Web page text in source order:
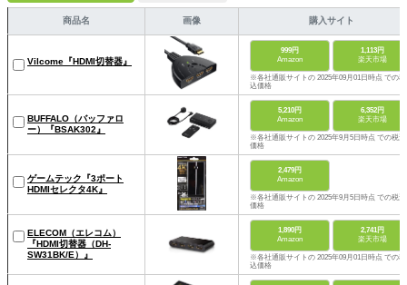
商品名 画像 購入サイト
Vilcome『HDMI切替器』
999円
Amazon
1,113円
楽天市場
※各社通販サイトの 2025年09月01日時点 での税
込価格
BUFFALO（バッファロ
ー）『BSAK302』
5,210円
Amazon
6,352円
楽天市場
※各社通販サイトの 2025年9月5日時点 での税込
価格
ゲームテック『3ポート
HDMIセレクタ4K』
2,479円
Amazon
※各社通販サイトの 2025年9月5日時点 での税込
価格
ELECOM（エレコム）
『HDMI切替器（DH-
SW31BK/E）』
1,890円
Amazon
2,741円
楽天市場
※各社通販サイトの 2025年09月01日時点 での税
込価格